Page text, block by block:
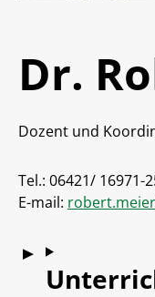
Dr.
Dozent und
Tel.: 06421/ 16971-
E-mail: